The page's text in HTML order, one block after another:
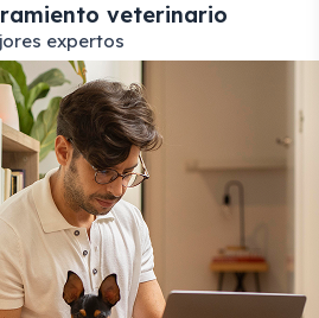
veterinario
expertos